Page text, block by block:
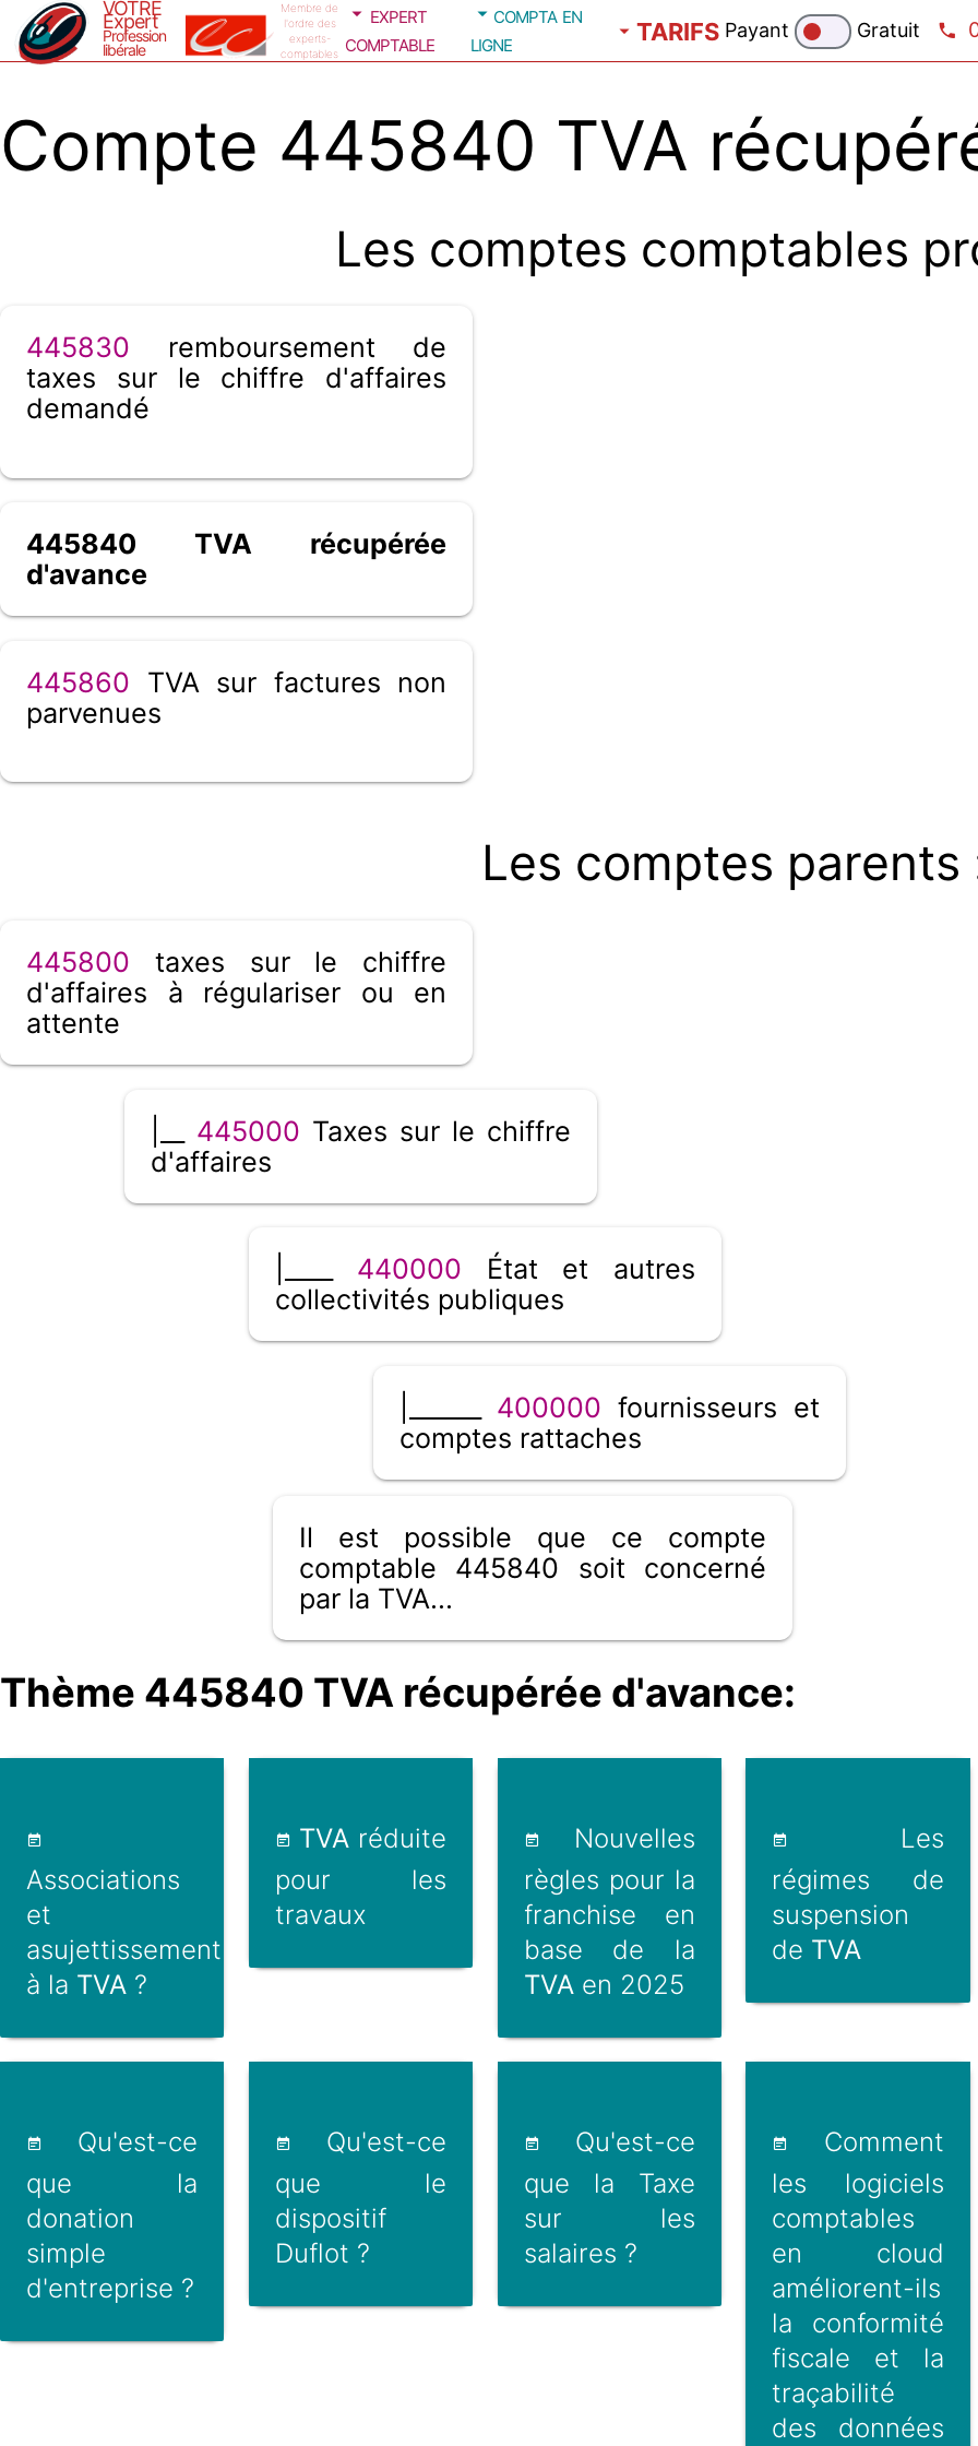
VOTRE
Expert
Profession
libérale
Membre de
l'ordre des
experts-
comptables
expert
comptable
compta en
ligne
TARIFS Payant Gratuit
Compte 445840 TVA
Les comptes comptables
445830 remboursement de
taxes sur le chiffre d'affaires
demandé
445840 TVA récupérée
d'avance
445860 TVA sur factures non
parvenues
Les comptes parents
445800 taxes sur le chiffre
d'affaires à régulariser ou en
attente
445000 Taxes sur le chiffre
d'affaires
440000 État et autres
collectivités publiques
400000 fournisseurs et
comptes rattaches
Il est possible que ce compte
comptable 445840 soit concerné
par la TVA...
Thème 445840 TVA récupérée d'avance:
Associations
et
asujettissement
à la TVA ?
TVA réduite
pour les
travaux
Nouvelles
règles pour la
franchise en
base de la
TVAen 2025
Les
régimes de
suspension
de TVA
Qu'est-ce
que la
donation
simple
d'entreprise ?
Qu'est-ce
que le
dispositif
Duflot ?
Qu'est-ce
que la Taxe
sur les
salaires ?
Comment
les logiciels
comptables
en cloud
améliorent-ils
la conformité
fiscale et la
traçabilité
des données